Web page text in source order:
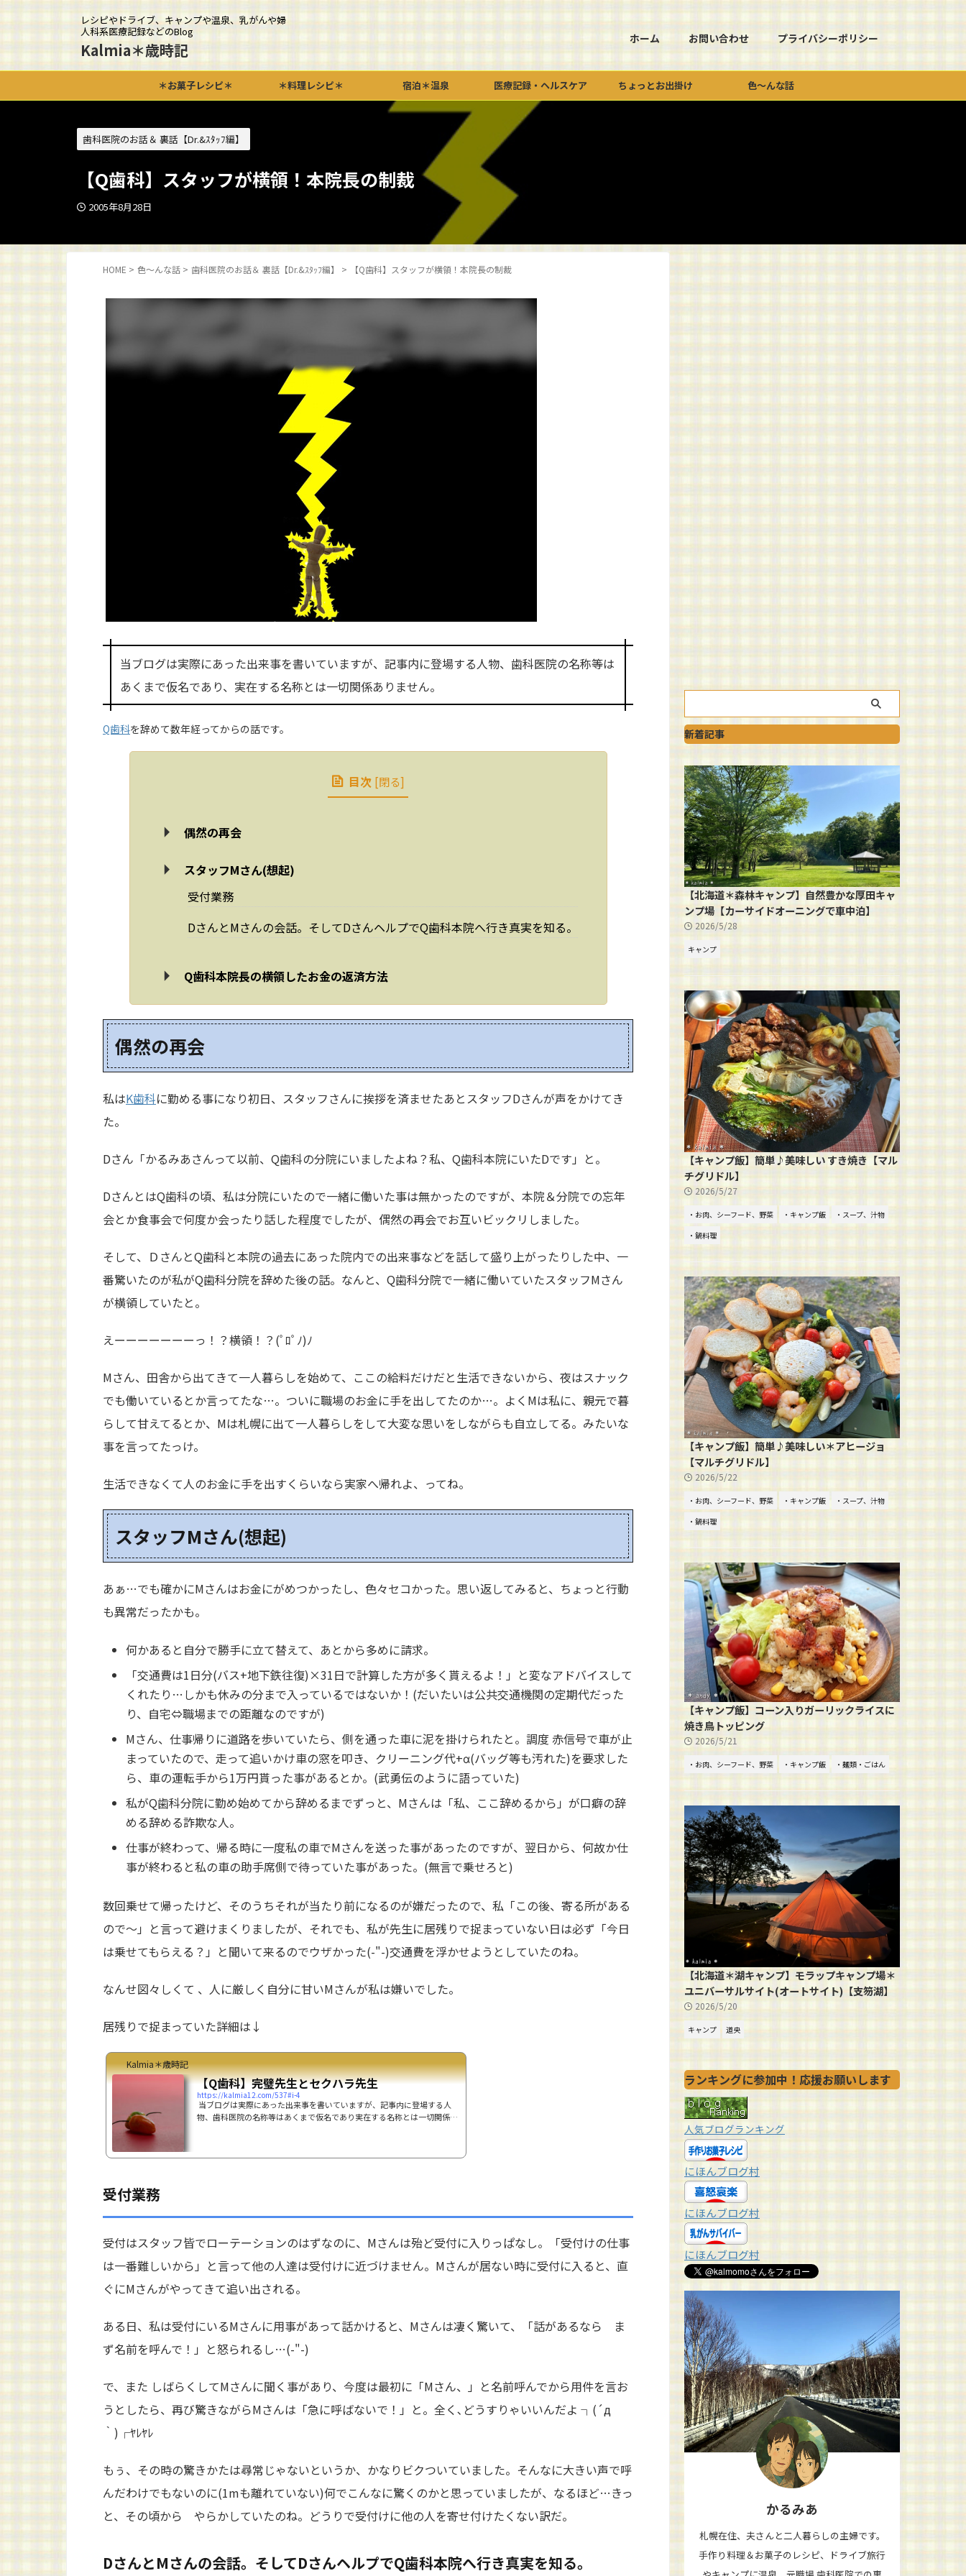
レシピやドライブ、キャンプや温泉、乳がんや婦
人科系医療記録などのBlog
Kalmia＊歳時記
ホーム お問い合わせ プライバシーポリシー
＊お菓子レシピ＊ ＊料理レシピ＊ 宿泊＊温泉 医療記録・ヘルスケア ちょっとお出掛け 色～んな話
歯科医院のお話＆ 裏話【Dr.&ｽﾀｯﾌ編】
【Q歯科】スタッフが横領！本院長の制裁
2005年8月28日
HOME > 色～んな話 > 歯科医院のお話＆ 裏話【Dr.&ｽﾀｯﾌ編】 > 【Q歯科】スタッフが横領！本院長の制裁
当ブログは実際にあった出来事を書いていますが、記事内に登場する人物、歯科医院の名称等は
あくまで仮名であり、実在する名称とは一切関係ありません。
Q歯科を辞めて数年経ってからの話です。
目次 [閉る]
偶然の再会
スタッフMさん(想起)
受付業務
DさんとMさんの会話。そしてDさんヘルプでQ歯科本院へ行き真実を知る。
Q歯科本院長の横領したお金の返済方法
偶然の再会
私はK歯科に勤める事になり初日、スタッフさんに挨拶を済ませたあとスタッフDさんが声をかけてき
た。
Dさん「かるみあさんって以前、Q歯科の分院にいましたよね？私、Q歯科本院にいたDです」と。
DさんとはQ歯科の頃、私は分院にいたので一緒に働いた事は無かったのですが、本院＆分院での忘年
会とか食事会で何度か会ったり話した程度でしたが、偶然の再会でお互いビックリしました。
そして、ＤさんとQ歯科と本院の過去にあった院内での出来事などを話して盛り上がったりした中、一
番驚いたのが私がQ歯科分院を辞めた後の話。なんと、Q歯科分院で一緒に働いていたスタッフMさん
が横領していたと。
えーーーーーーーっ！？横領！？(ﾟﾛﾟﾉ)ﾉ
Mさん、田舎から出てきて一人暮らしを始めて、ここの給料だけだと生活できないから、夜はスナック
でも働いているとか言ってたな…。ついに職場のお金に手を出してたのか…。よくMは私に、親元で暮
らして甘えてるとか、Mは札幌に出て一人暮らしをして大変な思いをしながらも自立してる。みたいな
事を言ってたっけ。
生活できなくて人のお金に手を出すくらいなら実家へ帰れよ、ってね。
スタッフMさん(想起)
あぁ…でも確かにMさんはお金にがめつかったし、色々セコかった。思い返してみると、ちょっと行動
も異常だったかも。
何かあると自分で勝手に立て替えて、あとから多めに請求。
「交通費は1日分(バス+地下鉄往復)×31日で計算した方が多く貰えるよ！」と変なアドバイスして
くれたり…しかも休みの分まで入っているではないか！(だいたいは公共交通機関の定期代だった
り、自宅⇔職場までの距離なのですが)
Mさん、仕事帰りに道路を歩いていたら、側を通った車に泥を掛けられたと。調度 赤信号で車が止
まっていたので、走って追いかけ車の窓を叩き、クリーニング代+α(バッグ等も汚れた)を要求した
ら、車の運転手から1万円貰った事があるとか。(武勇伝のように語っていた)
私がQ歯科分院に勤め始めてから辞めるまでずっと、Mさんは「私、ここ辞めるから」が口癖の辞
める辞める詐欺な人。
仕事が終わって、帰る時に一度私の車でMさんを送った事があったのですが、翌日から、何故か仕
事が終わると私の車の助手席側で待っていた事があった。(無言で乗せろと)
数回乗せて帰ったけど、そのうちそれが当たり前になるのが嫌だったので、私「この後、寄る所がある
ので～」と言って避けまくりましたが、それでも、私が先生に居残りで捉まっていない日は必ず「今日
は乗せてもらえる？」と聞いて来るのでウザかった(-"-)交通費を浮かせようとしていたのね。
なんせ図々しくて 、人に厳しく自分に甘いMさんが私は嫌いでした。
居残りで捉まっていた詳細は↓
Kalmia＊歳時記
【Q歯科】完璧先生とセクハラ先生
https://kalmia12.com/537#i-4
当ブログは実際にあった出来事を書いていますが、記事内に登場する人
物、歯科医院の名称等はあくまで仮名であり実在する名称とは一切関係あ
受付業務
受付はスタッフ皆でローテーションのはずなのに、Mさんは殆ど受付に入りっぱなし。「受付けの仕事
は一番難しいから」と言って他の人達は受付けに近づけません。Mさんが居ない時に受付に入ると、直
ぐにMさんがやってきて追い出される。
ある日、私は受付にいるMさんに用事があって話かけると、Mさんは凄く驚いて、「話があるなら ま
ず名前を呼んで！」と怒られるし…(-"-)
で、また しばらくしてMさんに聞く事があり、今度は最初に「Mさん、」と名前呼んでから用件を言お
うとしたら、再び驚きながらMさんは「急に呼ばないで！」と。全く､どうすりゃいいんだよ ┐(´д
｀)┌ﾔﾚﾔﾚ
もぅ、その時の驚きかたは尋常じゃないというか、かなりビクついていました。そんなに大きい声で呼
んだわけでもないのに(1mも離れていない)何でこんなに驚くのかと思っていましたが、なるほど…きっ
と、その頃から やらかしていたのね。どうりで受付けに他の人を寄せ付けたくない訳だ。
DさんとMさんの会話。そしてDさんヘルプでQ歯科本院へ行き真実を知る。
新着記事
【北海道＊森林キャンプ】自然豊かな厚田キャ
ンプ場【カーサイドオーニングで車中泊】
2026/5/28
キャンプ
【キャンプ飯】簡単♪美味しい すき焼き【マル
チグリドル】
2026/5/27
・お肉、シーフード、野菜 ・キャンプ飯
・スープ、汁物
・鍋料理
【キャンプ飯】簡単♪美味しい＊アヒージョ
【マルチグリドル】
2026/5/22
・お肉、シーフード、野菜 ・キャンプ飯
・スープ、汁物
・鍋料理
【キャンプ飯】コーン入りガーリックライスに
焼き鳥トッピング
2026/5/21
・お肉、シーフード、野菜 ・キャンプ飯 ・麺類・ごはん
【北海道＊湖キャンプ】モラップキャンプ場＊
ユニバーサルサイト(オートサイト)【支笏湖】
2026/5/20
キャンプ 道央
ランキングに参加中！応援お願いします
人気ブログランキング
にほんブログ村
にほんブログ村
にほんブログ村
かるみあ
札幌在住、夫さんと二人暮らしの主婦です。
手作り料理＆お菓子のレシピ、ドライブ旅行